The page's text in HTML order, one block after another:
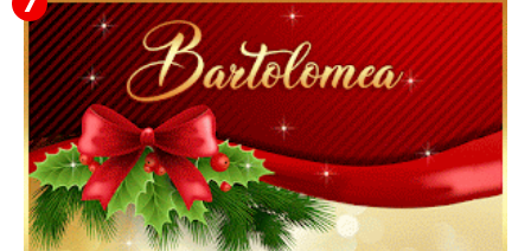
▷GIF de Feliz Navidad 2025【❤️】